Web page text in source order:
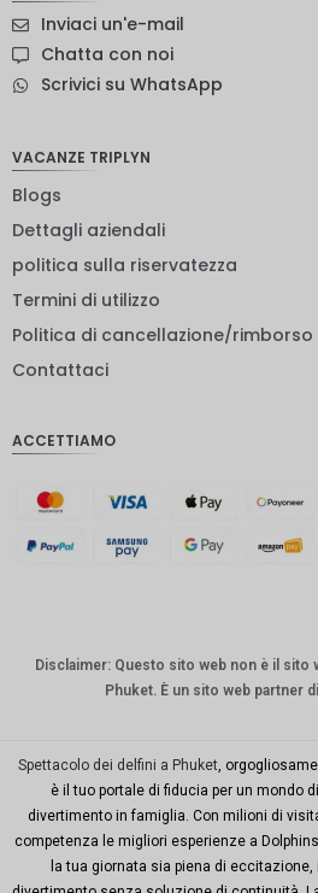
neozelan
euro
rupia
indiana
danese
CHF
australia
Città di
New
York
TWD
Inviaci un'e-mail
Chatta con noi
Scrivici su WhatsApp
VACANZE TRIPLYN
Blogs
Dettagli aziendali
politica sulla riservatezza
Termini di utilizzo
Politica di cancellazione/rimborso
Contattaci
ACCETTIAMO
Disclaimer: Questo sito web non è il sito
Phuket. È un sito web partner
Spettacolo dei delfini a Phuket ,
è il tuo portale di fiducia per un mondo
divertimento in famiglia. Con milioni di
competenza le migliori esperienze a
la tua giornata sia piena di